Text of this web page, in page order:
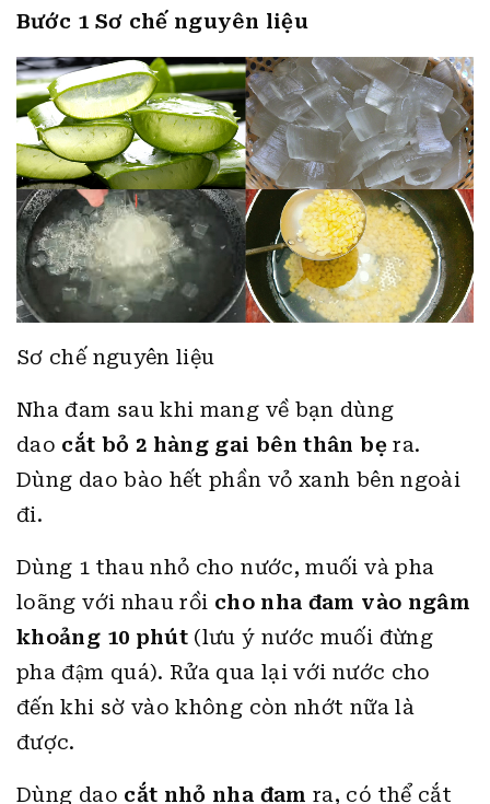
Bước 1 Sơ chế nguyên liệu
Sơ chế nguyên liệu
Nha đam sau khi mang về bạn dùng
dao cắt bỏ 2 hàng gai bên thân bẹra.
Dùng dao bào hết phần vỏ xanh bên ngoài
đi.
Dùng 1 thau nhỏ cho nước, muối và pha
loãng với nhau rồi cho nha đam vào ngâm
khoảng 10 phút (lưu ý nước muối đừng
pha đậm quá). Rửa qua lại với nước cho
đến khi sờ vào không còn nhớt nữa là
được.
Dùng dao cắt nhỏ nha đam ra, có thể cắt